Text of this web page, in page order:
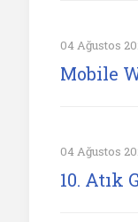
04 Ağustos
Mobile
04 Ağustos
10. Atık